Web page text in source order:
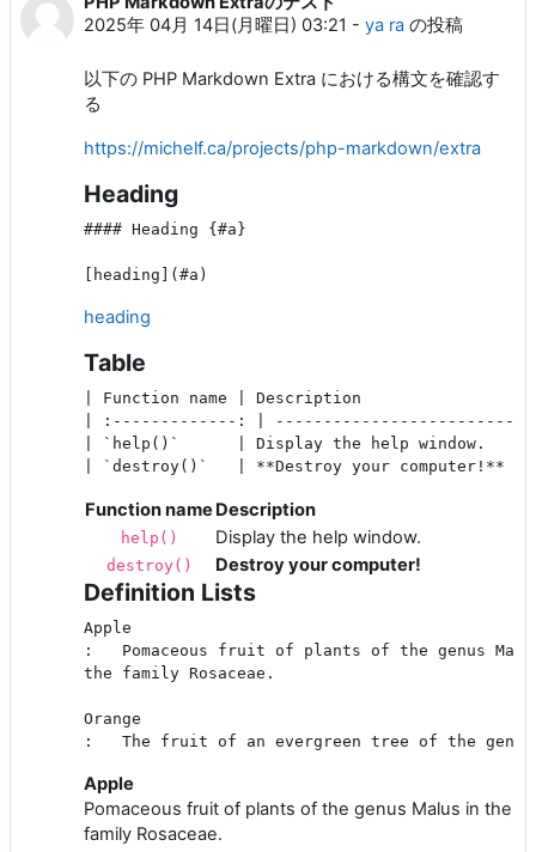
2025年 04月 14日(月曜日) 03:21 - ya ra の投稿
以下の PHP Markdown Extra における構文を確認す
る
https://michelf.ca/projects/php-markdown/extra
Heading
#### Heading {#a}
heading
Table
| Function name | Description
| :-------------: |
| `help()`      | Display the help window.
Function nameDescription
help() Display the help window.
destroy() Destroy your computer!
Definition Lists
Apple
:   Pomaceous fruit of plants of the genus
the family Rosaceae.
Orange
Apple
Pomaceous fruit of plants of the genus Malus in the
family Rosaceae.